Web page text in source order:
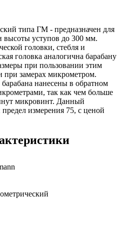
типа ГМ - предназначен для
высоты уступов до 300 мм.
головки, стебля и
головка аналогична барабану
при пользовании этим
при замерах микрометром.
нанесены в обратном
так как чем больше
микровинт. Данный
измерения 75, с ценой